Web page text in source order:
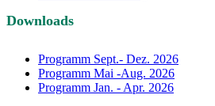
Downloads
Programm Sept.- Dez. 2026
Programm Mai -Aug. 2026
Programm Jan. - Apr. 2026